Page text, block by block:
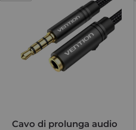
Cavo di prolunga audio